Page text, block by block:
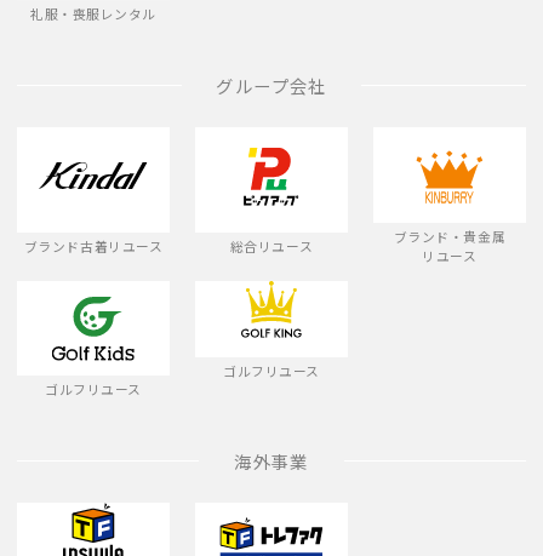
礼服・喪服レンタル
グループ会社
ブランド古着リユース 総合リユース
ブランド・貴金属
リユース
ゴルフリユース
ゴルフリユース
海外事業